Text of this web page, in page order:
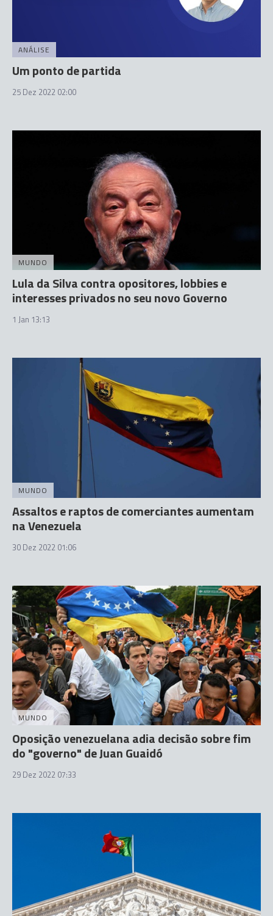
ANÁLISE
Um ponto de partida
25 Dez 2022 02:00
MUNDO
Lula da Silva contra opositores, lobbies e
interesses privados no seu novo Governo
1 Jan 13:13
MUNDO
Assaltos e raptos de comerciantes aumentam
na Venezuela
30 Dez 2022 01:06
MUNDO
Oposição venezuelana adia decisão sobre fim
do "governo" de Juan Guaidó
29 Dez 2022 07:33